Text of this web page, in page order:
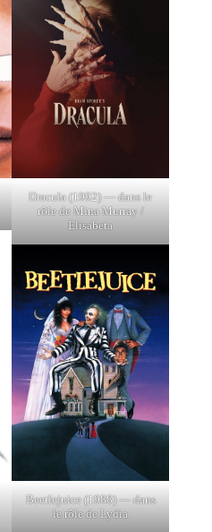
Dracula (1992) — dans le
rôle de Mina Murray /
Elisabeta
Beetlejuice (1988) — dans
le rôle de Lydia